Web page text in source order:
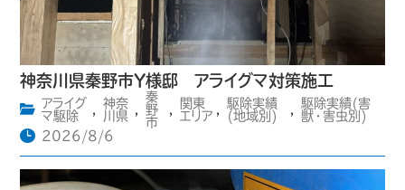
神奈川県秦野市Y様邸 アライグマ対策施工
アライグ
マ駆除
神奈
川県
秦
野
市
関東
エリア
駆除実績
(地域別)
駆除実績(害
獣・害虫別)
2026/8/6